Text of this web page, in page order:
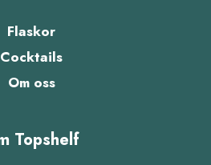
Flaskor
Cocktails
Om oss
Topshelf